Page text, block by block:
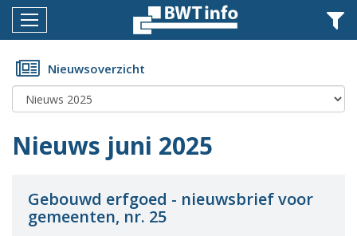
Menu
Home
Nieuws
Documenten
Dossiers
Fotoalbums
Nieuwsoverzicht
Nieuws juni 2025
Gebouwd erfgoed - nieuwsbrief voor
gemeenten, nr. 25